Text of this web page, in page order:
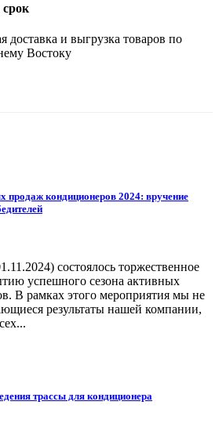
срок
доставка и выгрузка товаров по
Востоку
продаж кондиционеров 2024: вручение
состоялось торжественное
успешного сезона активных
В рамках этого мероприятия мы не
результаты нашей компании,
трассы для кондиционера